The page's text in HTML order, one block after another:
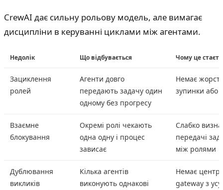
CrewAI дає сильну рольову модель, але вимагає
дисципліни в керуванні циклами між агентами.
Недолік Що відбувається Чому це
Зациклення
ролей
Агенти довго
передають задачу один
одному без прогресу
Немає
зупинки або
Взаємне
блокування
Окремі ролі чекають
одна одну і процес
зависає
Слабко
передачі
між ролями
Дублювання
викликів
Кілька агентів
виконують однакові
Немає
gateway з